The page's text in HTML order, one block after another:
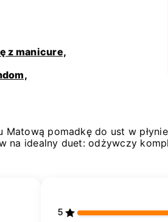
z manicure,
pomadkę do ust w
na idealny duet: odżywczy
5